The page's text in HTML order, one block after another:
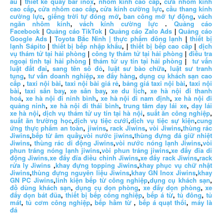
cao cấp, cửa nhôm cao cấp, cửa kính cường lực, cầu thang kính
cường lực, giếng trời tự đóng mở, ban công mở tự động, vách
ngăn nhôm kính, vách kính cường lực .Quảng cáo
Facebook |Quảng cáo TikTok | Quảng cáo Zalo Ads |Quảng cáo
Google Ads| Toyota Bắc Ninh | thực phẩm đông lạnh |thiết bị
lạnh Sápito |thiết bị bếp nhập khẩu, |thiết bị bếp cao cấp|dịch
vụ thám tử tại hải phòng | công ty thám tử tại hải phòng |điều tra
ngoại tình tại hải phòng |thám tử uy tín tại hải phòng | tư vấn
luật đất đai, sang tên sổ đỏ, luật sư bào chữa, luật sư tranh
tụng, tư vấn doanh nghiệp,xe đẩy hàng,dụng cụ khách sạn cao
cấp, taxi nội bài, taxi nội bài giá rẻ, bảng giá taxi nội bài, taxi nội
bài,taxi sân bay,xe sân bay,xe du lịch, xe hà nội đi thanh
hoá, xe hà nội đi ninh bình, xe hà nội đi nam định,xe hà nội đi
quảng ninh,xe hà nội đi thái bình, trung tâm dạy lái xe, dạy lái
xe hà nội,dịch vụ thám tử uy tín tại hà nội,suất ăn công nghiệp,
suất ăn trường học,dịch vụ tiệc cưới,dịch vụ tiệc sự kiện,cung
ứng thực phẩm an toàn, jiwins, rack Jiwins, vòi Jiwins,thùng rác
Jiwins,bếp từ âm quầy,vòi nước jiwins,thùng đựng đá giữ nhiệt
Jiwins,thùng rác di động Jiwins,vòi nước nóng lạnh Jiwins,vòi
phun tráng nóng lạnh jiwins,vòi phun tráng jiwins,xe đẩy đĩa di
động Jiwins,xe đẩy đĩa điều chỉnh Jiwins,xe đẩy rack Jiwins,rack
rửa ly Jiwins ,khay đựng topping Jiwins,khay phục vụ chữ nhật
Jiwins,thùng đựng nguyên liệu Jiwins,khay GN Inox Jiwins,khay
GN PC Jiwins,linh kiện bếp từ công nghiệp,dụng cụ khách sạn,
đồ dùng khách sạn,dụng cụ dọn phòng,xe đẩy dọn phòng,xe
đẩy dọn bát đũa,thiết bị bếp công nghiệp,bếp á từ,tủ đông,tủ
mát,tủ cơm công nghiệp,bếp hầm từ ,bếp á quạt thổi, máy là
đá